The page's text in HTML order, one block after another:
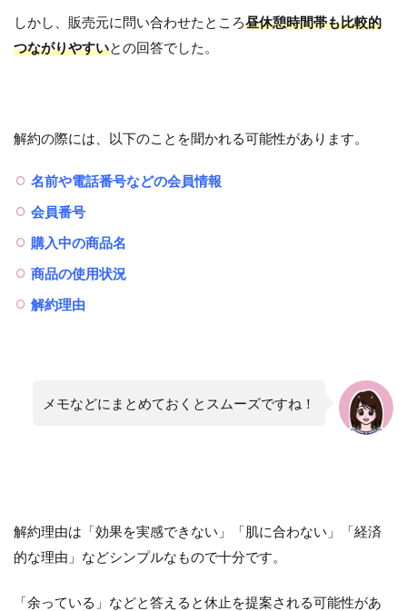
しかし、販売元に問い合わせたところ昼休憩時間帯も比較的
つながりやすいとの回答でした。
解約の際には、以下のことを聞かれる可能性があります。
名前や電話番号などの会員情報
会員番号
購入中の商品名
商品の使用状況
解約理由
メモなどにまとめておくとスムーズですね！
解約理由は「効果を実感できない」「肌に合わない」「経済
的な理由」などシンプルなもので十分です。
「余っている」などと答えると休止を提案される可能性があ